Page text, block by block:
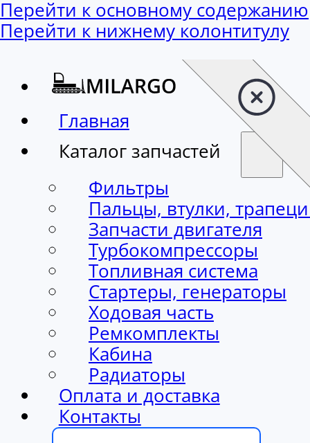
Перейти к основному содержанию
Перейти к нижнему колонтитулу
Главная
Каталог запчастей
Фильтры
Пальцы, втулки,
Запчасти двигателя
Турбокомпрессоры
Топливная система
Стартеры, генераторы
Ходовая часть
Ремкомплекты
Кабина
Радиаторы
Оплата и доставка
Контакты